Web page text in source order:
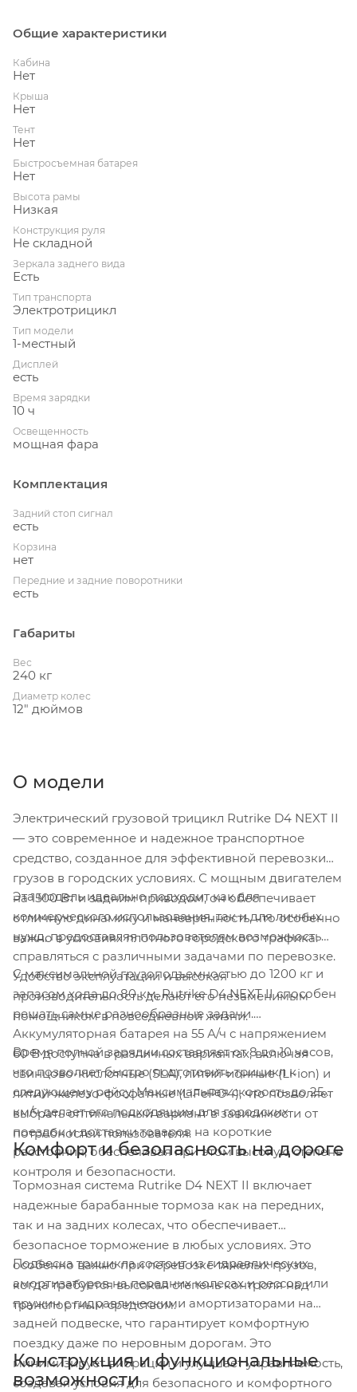
Общие характеристики
Кабина
Нет
Крыша
Нет
Тент
Нет
Быстросъемная батарея
Нет
Высота рамы
Низкая
Конструкция руля
Не складной
Зеркала заднего вида
Есть
Тип транспорта
Электротрицикл
Тип модели
1-местный
Дисплей
есть
Время зарядки
10 ч
Освещенность
мощная фара
Комплектация
Задний стоп сигнал
есть
Корзина
нет
Передние и задние поворотники
есть
Габариты
Вес
240 кг
Диаметр колес
12" дюймов
О модели
Электрический грузовой трицикл Rutrike D4 NEXT II
— это современное и надежное транспортное
средство, созданное для эффективной перевозки
грузов в городских условиях. С мощным двигателем
на 1500 Вт и задним приводом, он обеспечивает
отличную динамику и маневренность, что особенно
важно в условиях плотного городского трафика.
Эта модель идеально подходит как для
коммерческого использования, так и для личных
нужд, предоставляя пользователям возможность
справляться с различными задачами по перевозке.
Удобство эксплуатации и высокая
производительность делают его незаменимым
помощником в повседневной жизни.
С максимальной грузоподъемностью до 1200 кг и
запасом хода до 80 км, Rutrike D4 NEXT II способен
решать самые разнообразные задачи.
Аккумуляторная батарея на 55 А/ч с напряжением
60 В доступна в различных вариантах, включая
свинцово-кислотные (SLA), литий-ионные (Li-ion) и
литий-железо-фосфатные (LiFePO4), что позволяет
выбрать оптимальный вариант в зависимости от
потребностей пользователя.
Время полной зарядки составляет от 8 до 10 часов,
что позволяет быстро подготовить трицикл к
следующему рейсу. Максимальная скорость до 25
км/ч делает его подходящим для городских
поездок и доставки товаров на короткие
расстояния, обеспечивая при этом высокую степень
контроля и безопасности.
Комфорт и безопасность на дороге
Тормозная система Rutrike D4 NEXT II включает
надежные барабанные тормоза как на передних,
так и на задних колесах, что обеспечивает
безопасное торможение в любых условиях. Это
особенно важно при перевозке тяжелых грузов,
когда требуется высокая степень контроля над
транспортным средством.
Подвеска трицикла состоит из гидравлических
амортизаторов на передних колесах и рессор или
пружин с гидравлическими амортизаторами на
задней подвеске, что гарантирует комфортную
поездку даже по неровным дорогам. Это
минимизирует вибрации и улучшает управляемость,
создавая условия для безопасного и комфортного
Конструкция и функциональные
возможности